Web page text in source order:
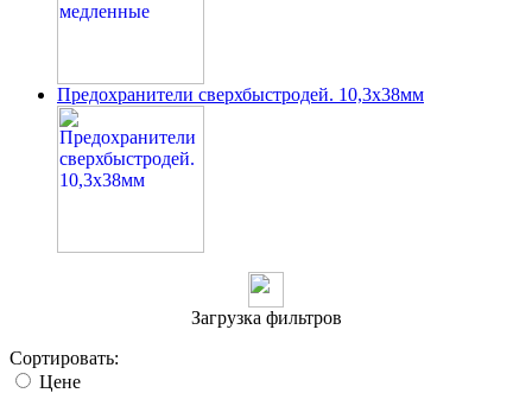
Предохранители сверхбыстродей. 10,3x38мм
Загрузка фильтров
Сортировать:
Цене